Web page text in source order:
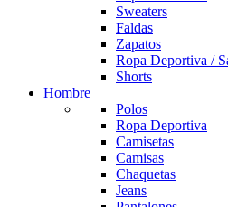
Sweaters
Faldas
Zapatos
Ropa Deportiva /
Shorts
Hombre
Polos
Ropa Deportiva
Camisetas
Camisas
Chaquetas
Jeans